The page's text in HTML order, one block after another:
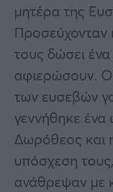
μητέρα της
τους δώσει ένα
αφιερώσουν.
των ευσεβών
γεννήθηκε ένα
Δωρόθεος και
υπόσχεση
ανάθρεψαν με